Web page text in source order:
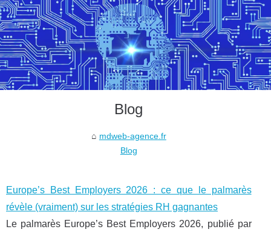
Blog
mdweb-agence.fr
Blog
Europe’s Best Employers 2026 : ce que le palmarès
révèle (vraiment) sur les stratégies RH gagnantes
Le palmarès Europe’s Best Employers 2026, publié par